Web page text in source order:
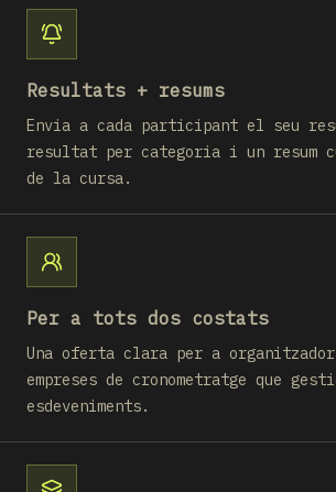
Resultats + resums
Envia a cada participant el seu
resultat per categoria i un resum
de la cursa.
Per a tots dos costats
Una oferta clara per a
empreses de cronometratge que
esdeveniments.